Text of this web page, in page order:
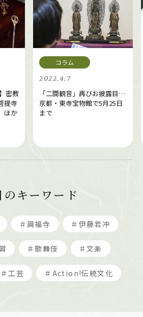
密教
提寺
ほか
2022.4.7
「二間観音」再びお披露目…
京都・東寺宝物館で5月25日
まで
のキーワード
＃興福寺 ＃伊藤若冲
＃歌舞伎 ＃文楽
＃工芸 ＃Action!伝統文化